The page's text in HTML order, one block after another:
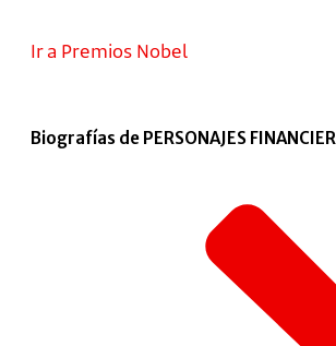
Ir a Premios Nobel
Biografías de PERSONAJES